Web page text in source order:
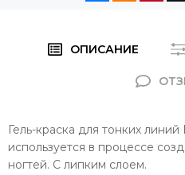
ОПИСАНИЕ
Гель-краска для тонких
используется в процессе
ногтей. С липким слоем.